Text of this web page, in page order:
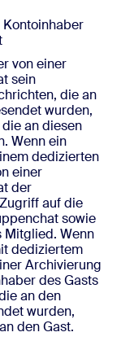
von einer
sein
die an
wurden,
an diesen
Wenn ein
dedizierten
einer
der
auf die
sowie
Mitglied. Wenn
dediziertem
Archivierung
des Gasts
an den
wurden,
den Gast.